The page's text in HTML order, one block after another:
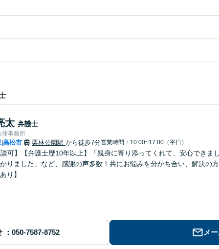
太 弁護士
律事務所
|高松市 栗林公園駅 から徒歩7分営業時間：10:00~17:00（平日）
可】【弁護士歴10年以上】「親身に寄り添ってくれて、安心できま
りました」など、感謝の声多数！共にお悩みを分かち合い、解決の
り】
メ